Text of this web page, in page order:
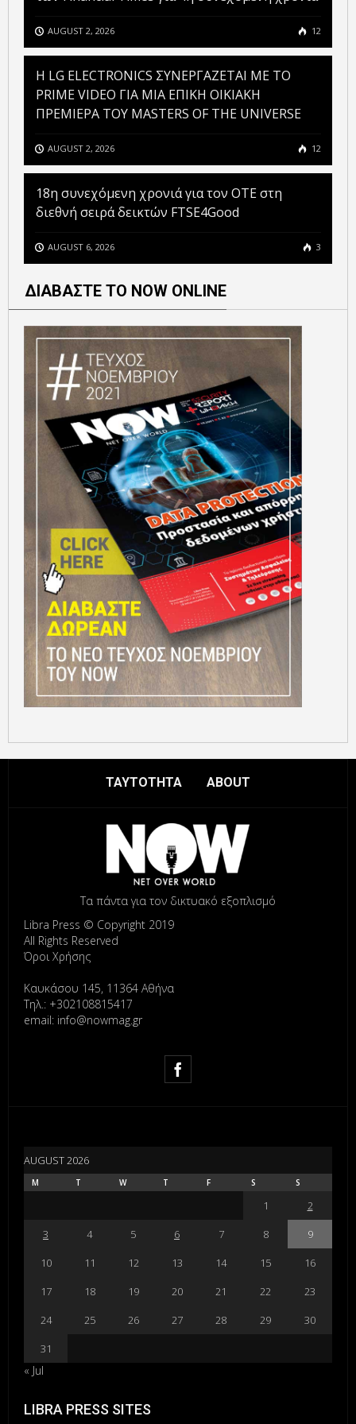
AUGUST 2, 2026 12
H LG ELECTRONICS ΣΥΝΕΡΓΑΖΕΤΑΙ ΜΕ ΤΟ
PRIME VIDEO ΓΙΑ ΜΙΑ ΕΠΙΚΗ ΟΙΚΙΑΚΗ
ΠΡΕΜΙΕΡΑ ΤΟΥ MASTERS OF THE UNIVERSE
AUGUST 2, 2026 12
18η συνεχόμενη χρονιά για τον ΟΤΕ στη
διεθνή σειρά δεικτών FTSE4Good
AUGUST 6, 2026 3
ΔΙΑΒΑΣΤΕ ΤΟ NOW ONLINE
ΤΑΥΤΟΤΗΤΑ ABOUT
Τα πάντα για τον δικτυακό εξοπλισμό
Libra Press © Copyright 2019
All Rights Reserved
Όροι Χρήσης
Καυκάσου 145, 11364 Αθήνα
Τηλ.: +302108815417
email: info@nowmag.gr
AUGUST 2026
M T W T F S S
1
2
3
4 5 6 7 8
9
10
11 12 13 14 15
16
17
18 19 20 21 22
23
24
25 26 27 28 29
30
31
« Jul
LIBRA PRESS SITES